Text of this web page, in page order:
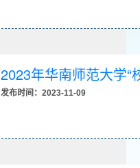
2023年华南师范大学“
发布时间：2023-11-09